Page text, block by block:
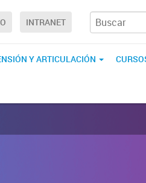
INTRANET
Y ARTICULACIÓN